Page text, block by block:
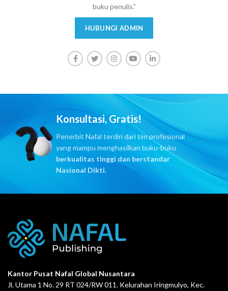
buku penulis.”
HUBUNGI ADMIN
Konsultasi, Gratis!
Penerbit Nafal terdiri dari tim profesional
yang mampu menghasilkan buku-buku
berkualitas tinggi dan berstandar
Nasional Dikti.
Kantor Pusat Nafal Global Nusantara
Jl. Utama 1 No. 29 RT 024/RW 011. Kelurahan Iringmulyo, Kec.